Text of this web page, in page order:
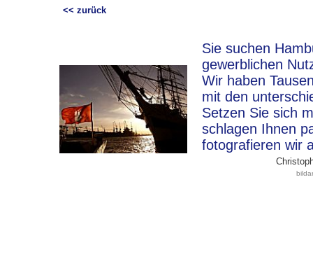
<< zurück
Sie suchen
gewerblichen
Wir haben
mit den
Setzen Sie sich
schlagen Ihnen
fotografieren wir